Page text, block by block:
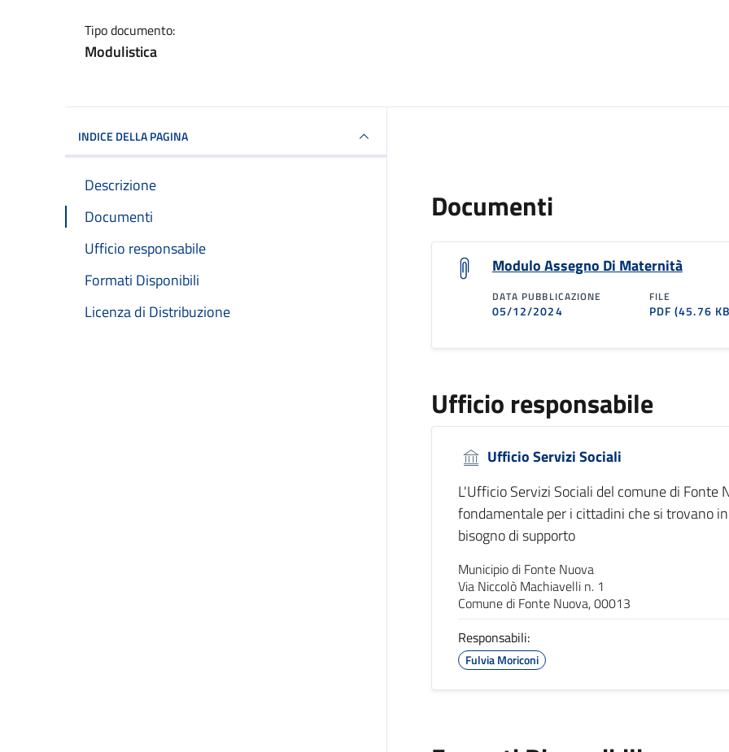
Tipo documento:
Modulistica
INDICE DELLA PAGINA
Descrizione
Documenti
Ufficio responsabile
Formati Disponibili
Licenza di Distribuzione
Documenti
Modulo Assegno Di Maternità
DATA PUBBLICAZIONE
05/12/2024
FILE
PDF(45.76
Ufficio responsabile
Ufficio Servizi Sociali
L'Ufficio Servizi Sociali del comune di
fondamentale per i cittadini che si trovano
bisogno di supporto
Municipio di Fonte Nuova
Via Niccolò Machiavelli n. 1
Comune di Fonte Nuova, 00013
Responsabili:
Fulvia Moriconi